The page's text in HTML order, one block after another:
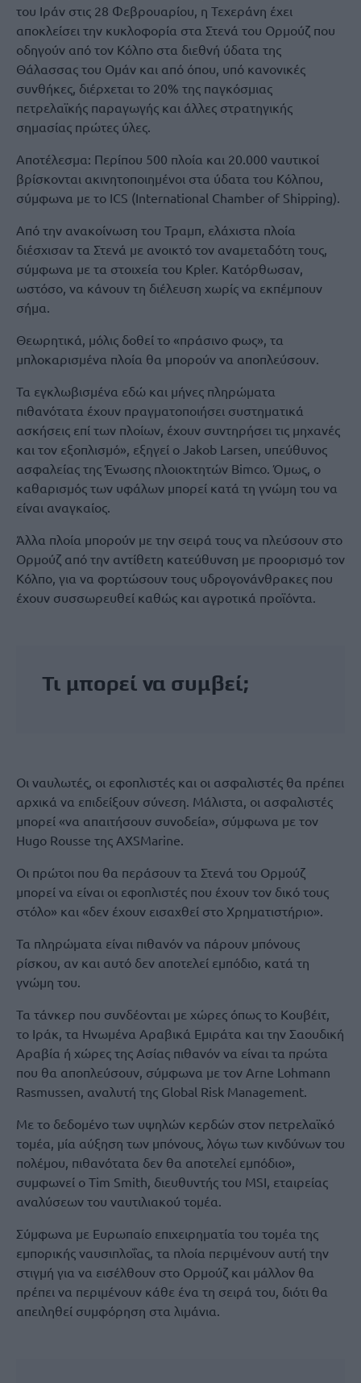
του Ιράν στις 28 Φεβρουαρίου, η Τεχεράνη έχει
αποκλείσει την κυκλοφορία στα Στενά του Ορμούζ που
οδηγούν από τον Κόλπο στα διεθνή ύδατα της
Θάλασσας του Ομάν και από όπου, υπό κανονικές
συνθήκες, διέρχεται το 20% της παγκόσμιας
πετρελαϊκής παραγωγής και άλλες στρατηγικής
σημασίας πρώτες ύλες.
Αποτέλεσμα: Περίπου 500 πλοία και 20.000 ναυτικοί
βρίσκονται ακινητοποιημένοι στα ύδατα του Κόλπου,
σύμφωνα με το ICS (International Chamber of Shipping).
Από την ανακοίνωση του Τραμπ, ελάχιστα πλοία
διέσχισαν τα Στενά με ανοικτό τον αναμεταδότη τους,
σύμφωνα με τα στοιχεία του Kpler. Κατόρθωσαν,
ωστόσο, να κάνουν τη διέλευση χωρίς να εκπέμπουν
σήμα.
Θεωρητικά, μόλις δοθεί το «πράσινο φως», τα
μπλοκαρισμένα πλοία θα μπορούν να αποπλεύσουν.
Τα εγκλωβισμένα εδώ και μήνες πληρώματα
πιθανότατα έχουν πραγματοποιήσει συστηματικά
ασκήσεις επί των πλοίων, έχουν συντηρήσει τις μηχανές
και τον εξοπλισμό», εξηγεί ο Jakob Larsen, υπεύθυνος
ασφαλείας της Ένωσης πλοιοκτητών Bimco. Όμως, ο
καθαρισμός των υφάλων μπορεί κατά τη γνώμη του να
είναι αναγκαίος.
Άλλα πλοία μπορούν με την σειρά τους να πλεύσουν στο
Ορμούζ από την αντίθετη κατεύθυνση με προορισμό τον
Κόλπο, για να φορτώσουν τους υδρογονάνθρακες που
έχουν συσσωρευθεί καθώς και αγροτικά προϊόντα.
Τι μπορεί να συμβεί;
Οι ναυλωτές, οι εφοπλιστές και οι ασφαλιστές θα πρέπει
αρχικά να επιδείξουν σύνεση. Μάλιστα, οι ασφαλιστές
μπορεί «να απαιτήσουν συνοδεία», σύμφωνα με τον
Hugo Rousse της AXSMarine.
Οι πρώτοι που θα περάσουν τα Στενά του Ορμούζ
μπορεί να είναι οι εφοπλιστές που έχουν τον δικό τους
στόλο» και «δεν έχουν εισαχθεί στο Χρηματιστήριο».
Τα πληρώματα είναι πιθανόν να πάρουν μπόνους
ρίσκου, αν και αυτό δεν αποτελεί εμπόδιο, κατά τη
γνώμη του.
Τα τάνκερ που συνδέονται με χώρες όπως το Κουβέιτ,
το Ιράκ, τα Ηνωμένα Αραβικά Εμιράτα και την Σαουδική
Αραβία ή χώρες της Ασίας πιθανόν να είναι τα πρώτα
που θα αποπλεύσουν, σύμφωνα με τον Arne Lohmann
Rasmussen, αναλυτή της Global Risk Management.
Με το δεδομένο των υψηλών κερδών στον πετρελαϊκό
τομέα, μία αύξηση των μπόνους, λόγω των κινδύνων του
πολέμου, πιθανότατα δεν θα αποτελεί εμπόδιο»,
συμφωνεί ο Tim Smith, διευθυντής του MSI, εταιρείας
αναλύσεων του ναυτιλιακού τομέα.
Σύμφωνα με Ευρωπαίο επιχειρηματία του τομέα της
εμπορικής ναυσιπλοΐας, τα πλοία περιμένουν αυτή την
στιγμή για να εισέλθουν στο Ορμούζ και μάλλον θα
πρέπει να περιμένουν κάθε ένα τη σειρά του, διότι θα
απειληθεί συμφόρηση στα λιμάνια.